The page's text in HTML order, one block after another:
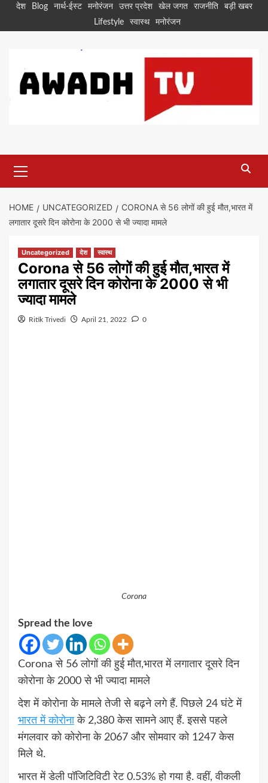
Skipदेश Blog नार्थ-ईस्ट मनोरंजन उत्तर प्रदेश खेल जगत राजनीति
बड़ी खबर
Lifestyle
स्वास्थ मनोरंजन
Menu
HOME UNCATEGORIZED
CORONA से 56 लोगों की हुई मौत,भारत में
लगातार दूसरे दिन कोरोना के 2000 से भी ज्यादा मामले
Uncategorized देश स्वास्थ
Corona से 56 लोगों की हुई मौत,भारत में
लगातार दूसरे दिन कोरोना के 2000 से भी
ज्यादा मामले
Ritik Trivedi April 21, 2022 0
Corona
Spread the love
Corona से 56 लोगों की हुई मौत,भारत में लगातार दूसरे दिन
कोरोना के 2000 से भी ज्यादा मामले
देश में कोरोना के मामले तेजी से बढ़ने लगे हैं. पिछले 24 घंटे में
भारत में कोरोनाके 2,380 केस सामने आए हैं. इससे पहले
मंगलवार को कोरोना के 2067 और सोमवार को 1247 केस
मिले थे.
भारत में डेली पॉजिटिविटी रेट 0.53% हो गया है. वहीं, वीकली